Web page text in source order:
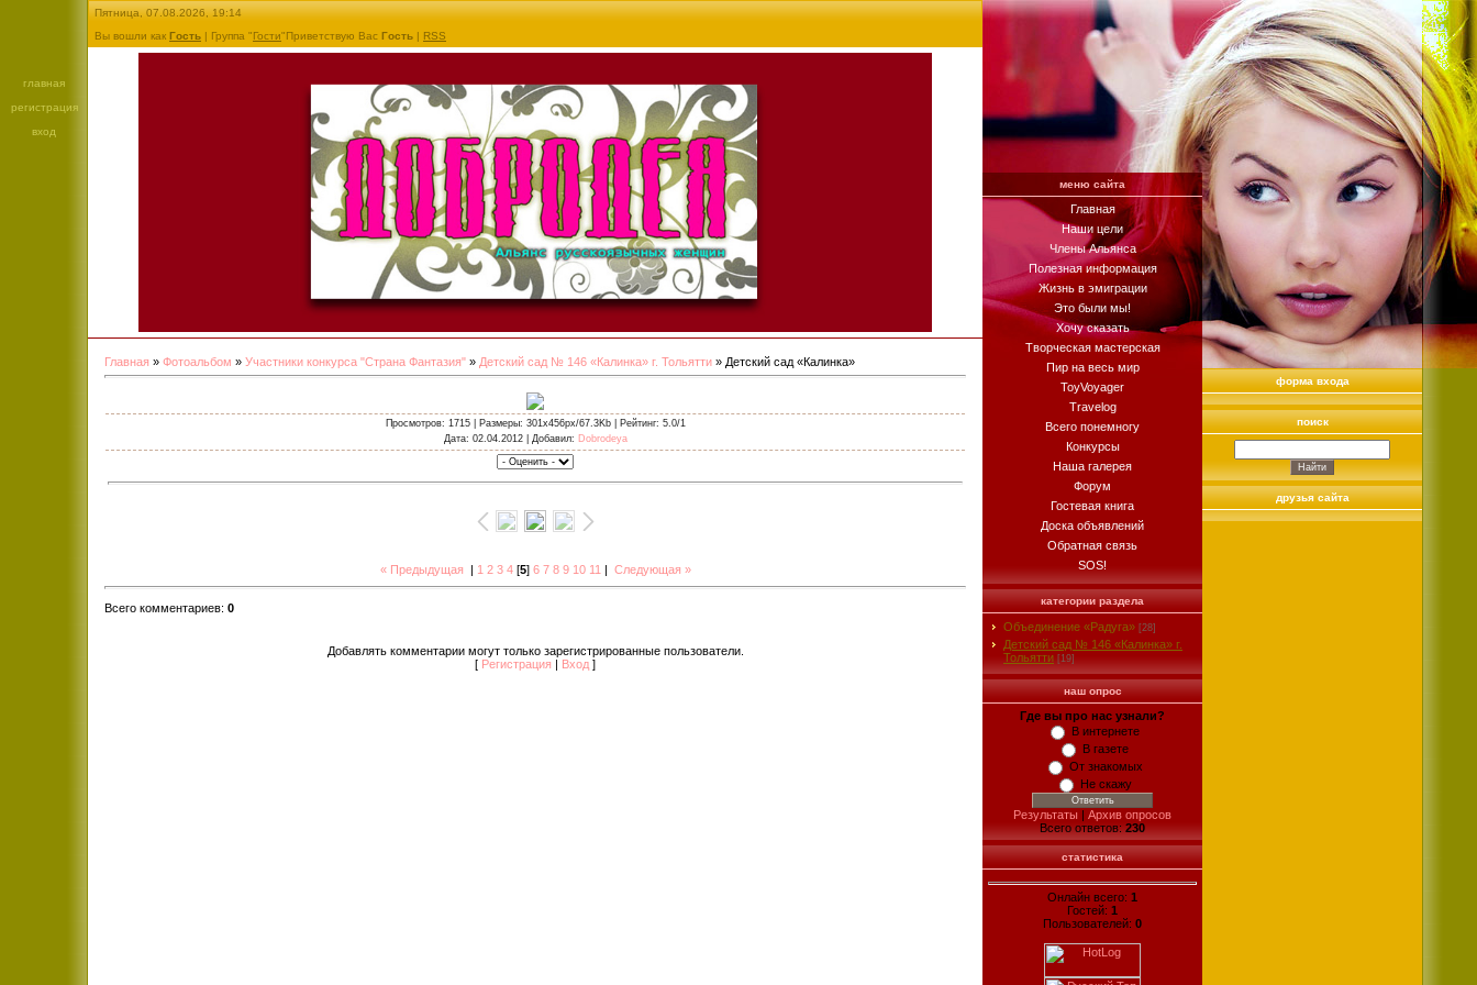
главная
регистрация
вход
Пятница, 07.08.2026, 19:14
Вы вошли как Гость | Группа "Гости"Приветствую Вас Гость | RSS
Главная » Фотоальбом » Участники конкурса "Страна Фантазия" » Детский сад № 146 «Калинка» г. Тольятти » Детский сад «Калинка»
Просмотров: 1715 | Размеры: 301x456px/67.3Kb | Рейтинг: 5.0/1
Дата: 02.04.2012 | Добавил: Dobrodeya
« Предыдущая | 1 2 3 4[5] 6 7 8 9 10 11 | Следующая »
Всего комментариев: 0
Добавлять комментарии могут только зарегистрированные пользователи.
[ Регистрация | Вход ]
меню сайта
Главная
Наши цели
Члены Альянса
Полезная информация
Жизнь в эмиграции
Это были мы!
Хочу сказать
Творческая мастерская
Пир на весь мир
ToyVoyager
Travelog
Всего понемногу
Конкурсы
Наша галерея
Форум
Гостевая книга
Доска объявлений
Обратная связь
SOS!
категории раздела
Объединение «Радуга» [28]
Детский сад № 146 «Калинка» г.
Тольятти [19]
наш опрос
Где вы про нас узнали?
В интернете
В газете
От знакомых
Не скажу
Результаты | Архив опросов
Всего ответов: 230
статистика
Онлайн всего: 1
Гостей: 1
Пользователей: 0
форма входа
поиск
друзья сайта